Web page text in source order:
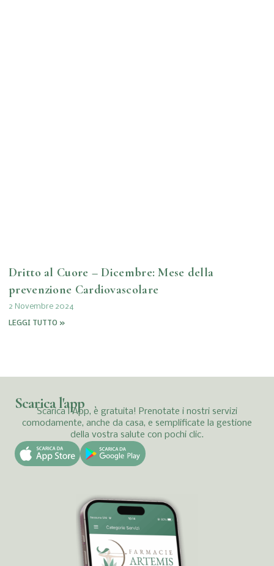
Dritto al Cuore – Dicembre: Mese della
prevenzione Cardiovascolare
2 Novembre 2024
LEGGI TUTTO »
Scarica l'app
Scarica l'App, è gratuita! Prenotate i nostri servizi
comodamente, anche da casa, e semplificate la gestione
della vostra salute con pochi clic.